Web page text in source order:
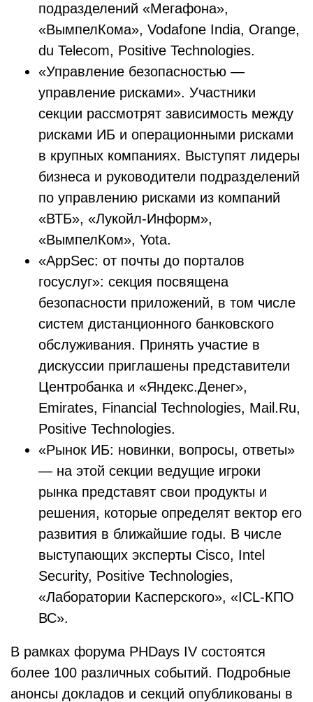
подразделений «Мегафона»,
«ВымпелКома», Vodafone India, Orange,
du Telecom, Positive Technologies.
«Управление безопасностью —
управление рисками». Участники
секции рассмотрят зависимость между
рисками ИБ и операционными рисками
в крупных компаниях. Выступят лидеры
бизнеса и руководители подразделений
по управлению рисками из компаний
«ВТБ», «Лукойл-Информ»,
«ВымпелКом», Yota.
«AppSec: от почты до порталов
госуслуг»: секция посвящена
безопасности приложений, в том числе
систем дистанционного банковского
обслуживания. Принять участие в
дискуссии приглашены представители
Центробанка и «Яндекс.Денег»,
Emirates, Financial Technologies, Mail.Ru,
Positive Technologies.
«Рынок ИБ: новинки, вопросы, ответы»
— на этой секции ведущие игроки
рынка представят свои продукты и
решения, которые определят вектор его
развития в ближайшие годы. В числе
выступающих эксперты Cisco, Intel
Security, Positive Technologies,
«Лаборатории Касперского», «ICL-КПО
ВС».
В рамках форума PHDays IV состоятся
более 100 различных событий. Подробные
анонсы докладов и секций опубликованы в